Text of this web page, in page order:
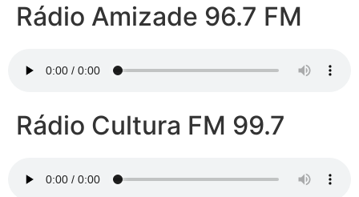
Rádio Amizade 96.7 FM
Rádio Cultura FM 99.7